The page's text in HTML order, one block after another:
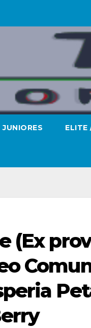
JUNIORES ELITE
(Ex